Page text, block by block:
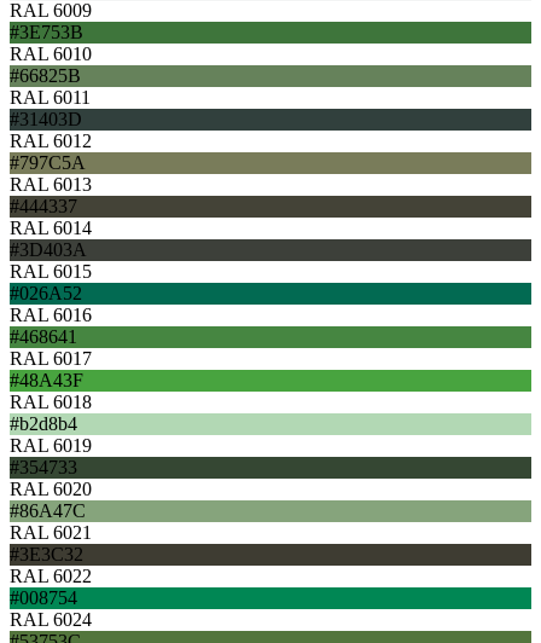
RAL 6009
#3E753B
RAL 6010
#66825B
RAL 6011
#31403D
RAL 6012
#797C5A
RAL 6013
#444337
RAL 6014
#3D403A
RAL 6015
#026A52
RAL 6016
#468641
RAL 6017
#48A43F
RAL 6018
#b2d8b4
RAL 6019
#354733
RAL 6020
#86A47C
RAL 6021
#3E3C32
RAL 6022
#008754
RAL 6024